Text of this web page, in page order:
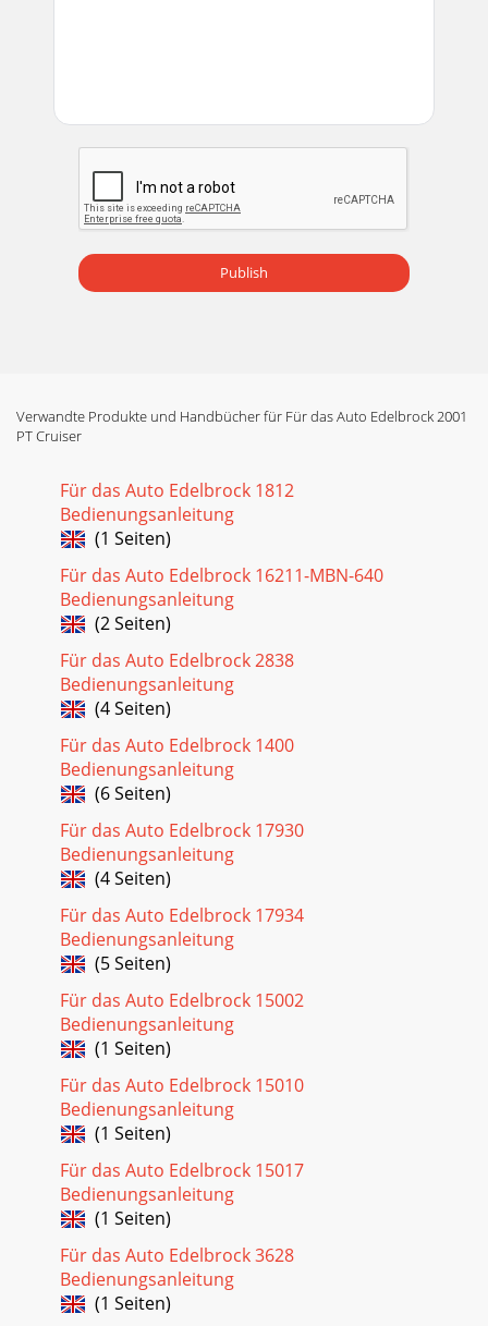
Publish
Verwandte Produkte und Handbücher für Für das Auto Edelbrock 2001
PT Cruiser
Für das Auto Edelbrock 1812
Bedienungsanleitung
(1 Seiten)
Für das Auto Edelbrock 16211-MBN-640
Bedienungsanleitung
(2 Seiten)
Für das Auto Edelbrock 2838
Bedienungsanleitung
(4 Seiten)
Für das Auto Edelbrock 1400
Bedienungsanleitung
(6 Seiten)
Für das Auto Edelbrock 17930
Bedienungsanleitung
(4 Seiten)
Für das Auto Edelbrock 17934
Bedienungsanleitung
(5 Seiten)
Für das Auto Edelbrock 15002
Bedienungsanleitung
(1 Seiten)
Für das Auto Edelbrock 15010
Bedienungsanleitung
(1 Seiten)
Für das Auto Edelbrock 15017
Bedienungsanleitung
(1 Seiten)
Für das Auto Edelbrock 3628
Bedienungsanleitung
(1 Seiten)